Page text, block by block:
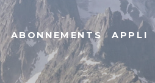
ABONNEMENTS APPLI